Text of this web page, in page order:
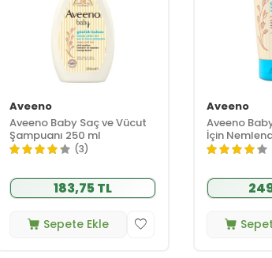
Aveeno
Aveeno Baby Saç ve Vücut
Şampuanı 250 ml
(3)
183,75 TL
Sepete Ekle
Aveeno
Aveeno
İçin
ml